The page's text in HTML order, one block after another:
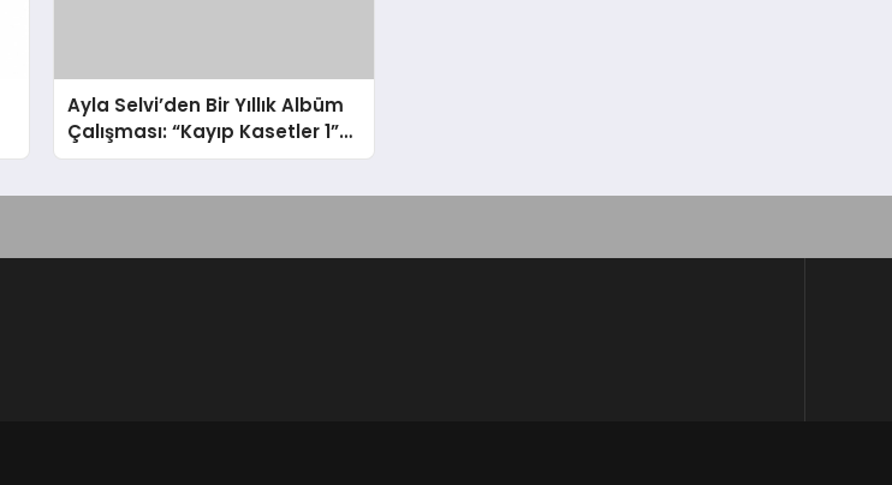
Ayla Selvi’den Bir Yıllık Albüm
Çalışması: “Kayıp Kasetler 1”
31 Temmuz’da Çıktı